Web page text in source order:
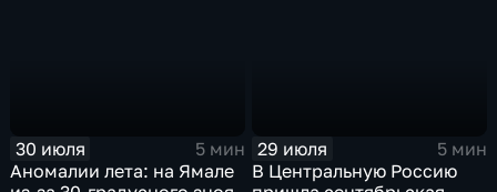
30 июля
5 мин
Аномалии лета: на Ямале
29 июля
5 мин
В Центральную Россию